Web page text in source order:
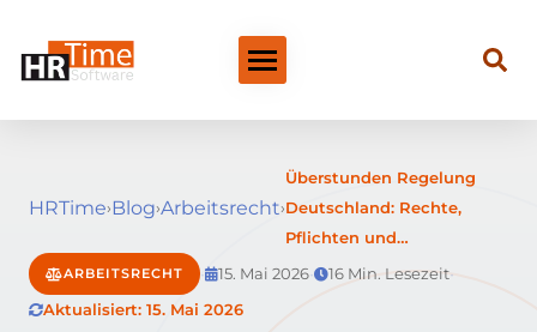
HRTime›Blog›Arbeitsrecht›
Überstunden Regelung
Deutschland: Rechte,
Pflichten und…
ARBEITSRECHT · 15. Mai 2026· 16 Min. Lesezeit·
Aktualisiert: 15. Mai 2026